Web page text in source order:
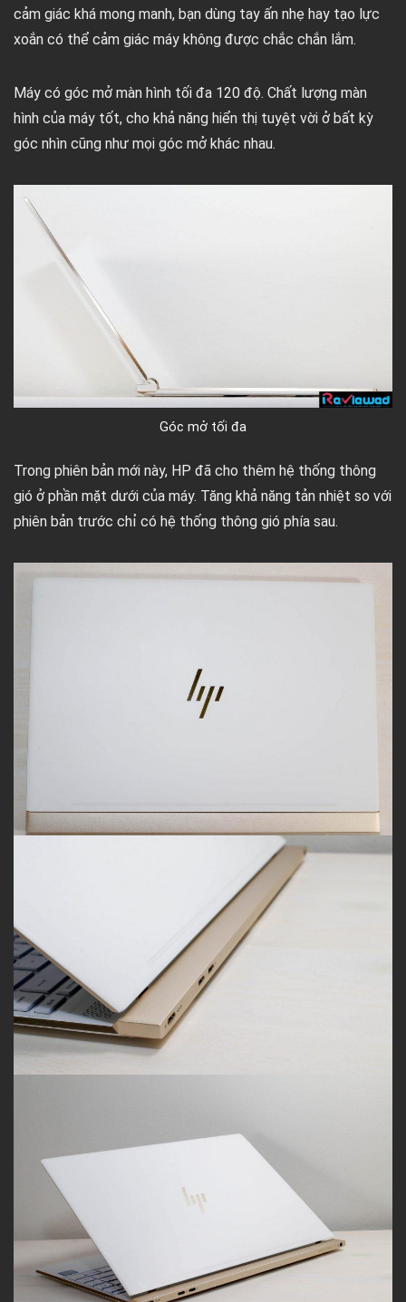
cảm giác khá mong manh, bạn dùng tay ấn nhẹ hay tạo lực
xoắn có thể cảm giác máy không được chắc chắn lắm.
Máy có góc mở màn hình tối đa 120 độ. Chất lượng màn
hình của máy tốt, cho khả năng hiển thị tuyệt vời ở bất kỳ
góc nhìn cũng như mọi góc mở khác nhau.
Góc mở tối đa
Trong phiên bản mới này, HP đã cho thêm hệ thống thông
gió ở phần mặt dưới của máy. Tăng khả năng tản nhiệt so với
phiên bản trước chỉ có hệ thống thông gió phía sau.